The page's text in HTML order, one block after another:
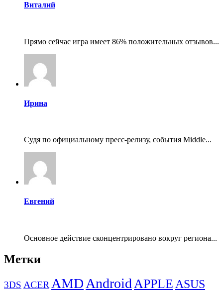
Виталий
Прямо сейчас игра имеет 86% положительных отзывов...
Ирина
Судя по официальному пресс-релизу, события Middle...
Евгений
Основное действие сконцентрировано вокруг региона...
Метки
3DS ACERAMDAndroidAPPLEASUS